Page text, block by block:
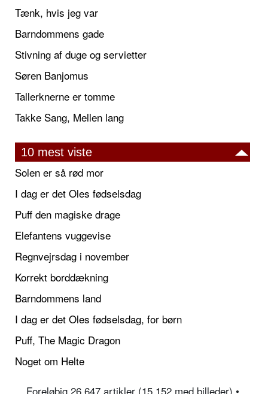
Tænk, hvis jeg var
Barndommens gade
Stivning af duge og servietter
Søren Banjomus
Tallerknerne er tomme
Takke Sang, Mellen lang
10 mest viste
Solen er så rød mor
I dag er det Oles fødselsdag
Puff den magiske drage
Elefantens vuggevise
Regnvejrsdag i november
Korrekt borddækning
Barndommens land
I dag er det Oles fødselsdag, for børn
Puff, The Magic Dragon
Noget om Helte
Foreløbig 26.647 artikler (15.152 med billeder) •